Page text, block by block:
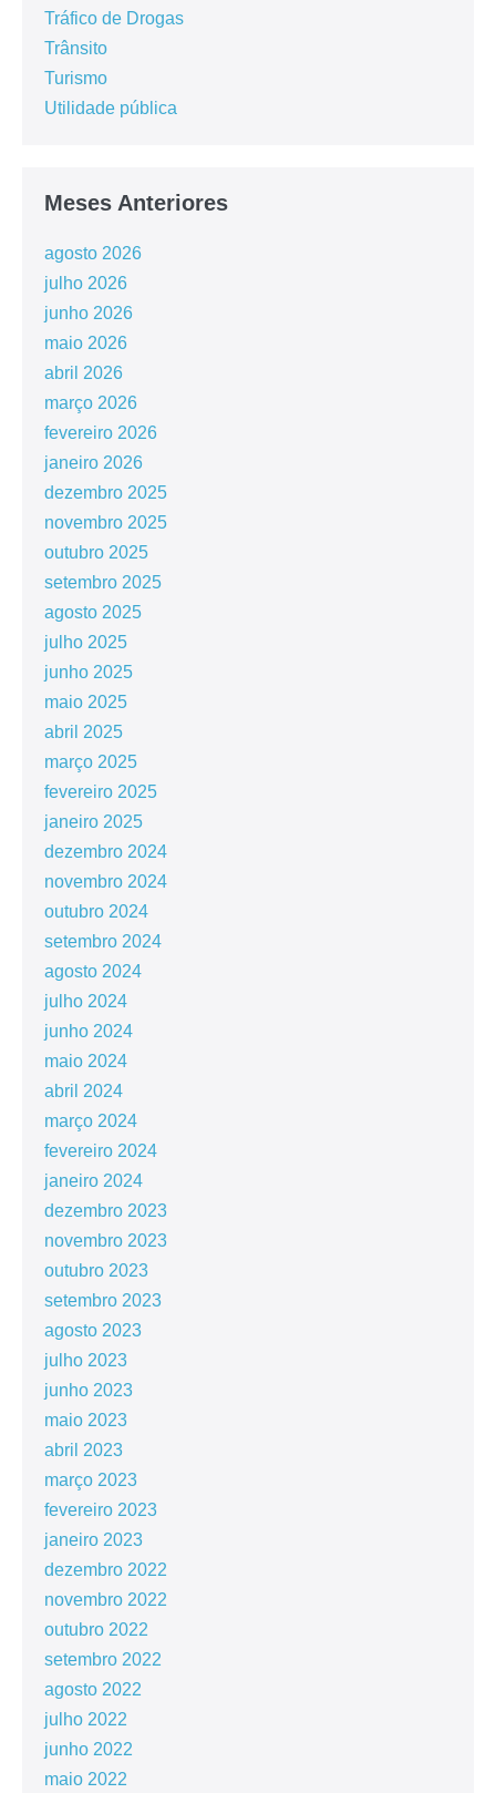
Tráfico de Drogas
Trânsito
Turismo
Utilidade pública
Meses Anteriores
agosto 2026
julho 2026
junho 2026
maio 2026
abril 2026
março 2026
fevereiro 2026
janeiro 2026
dezembro 2025
novembro 2025
outubro 2025
setembro 2025
agosto 2025
julho 2025
junho 2025
maio 2025
abril 2025
março 2025
fevereiro 2025
janeiro 2025
dezembro 2024
novembro 2024
outubro 2024
setembro 2024
agosto 2024
julho 2024
junho 2024
maio 2024
abril 2024
março 2024
fevereiro 2024
janeiro 2024
dezembro 2023
novembro 2023
outubro 2023
setembro 2023
agosto 2023
julho 2023
junho 2023
maio 2023
abril 2023
março 2023
fevereiro 2023
janeiro 2023
dezembro 2022
novembro 2022
outubro 2022
setembro 2022
agosto 2022
julho 2022
junho 2022
maio 2022